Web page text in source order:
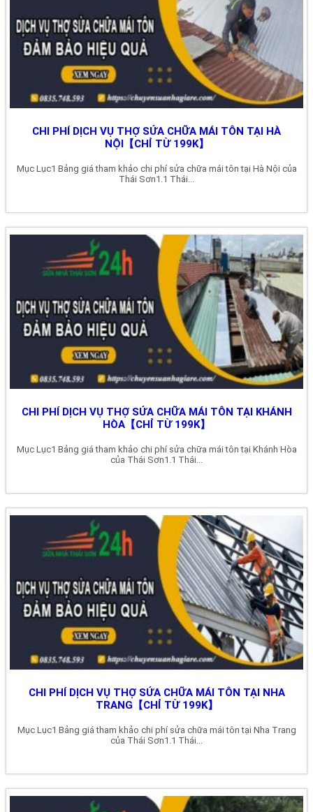
CHI PHÍ DỊCH VỤ THỢ SỬA CHỮA MÁI TÔN TẠI HÀ
NỘI【CHỈ TỪ 199K】
Mục Lục1 Bảng giá tham khảo chi phí sửa chữa mái tôn tại Hà Nội của
Thái Sơn1.1 Thái...
CHI PHÍ DỊCH VỤ THỢ SỬA CHỮA MÁI TÔN TẠI KHÁNH
HÒA【CHỈ TỪ 199K】
Mục Lục1 Bảng giá tham khảo chi phí sửa chữa mái tôn tại Khánh Hòa
của Thái Sơn1.1 Thái...
CHI PHÍ DỊCH VỤ THỢ SỬA CHỮA MÁI TÔN TẠI NHA
TRANG【CHỈ TỪ 199K】
Mục Lục1 Bảng giá tham khảo chi phí sửa chữa mái tôn tại Nha Trang
của Thái Sơn1.1 Thái...